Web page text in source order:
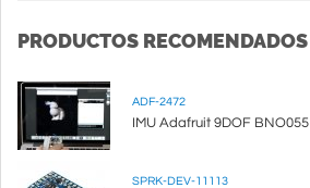
PRODUCTOS RECOMENDADOS
ADF-2472
IMU Adafruit 9DOF BNO055
SPRK-DEV-11113